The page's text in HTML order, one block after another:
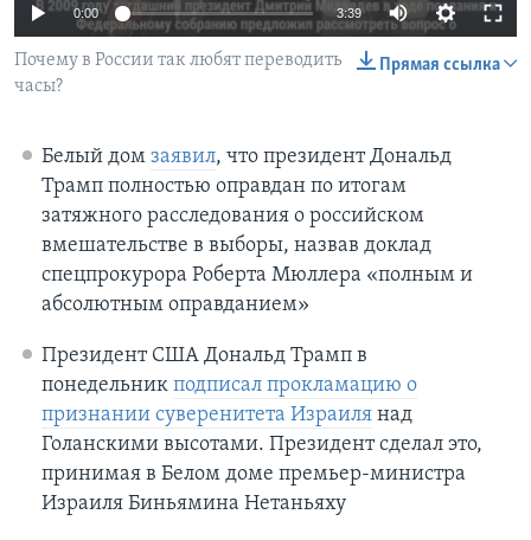
Learning English
Языки
0:00 3:39
Прямая ссылка
Почему в России так любят переводить
часы?
Белый дом заявил, что президент Дональд
Трамп полностью оправдан по итогам
затяжного расследования о российском
вмешательстве в выборы, назвав доклад
спецпрокурора Роберта Мюллера «полным и
абсолютным оправданием»
Президент США Дональд Трамп в
понедельник подписал прокламацию о
признании суверенитета Израилянад
Голанскими высотами. Президент сделал это,
принимая в Белом доме премьер-министра
Израиля Биньямина Нетаньяху